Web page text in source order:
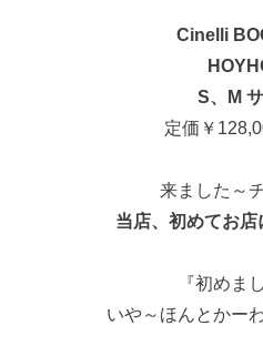
Cinelli
S、M
定価￥
来ました～
当店、初めてお店
『初めま
いや～ほんとかー